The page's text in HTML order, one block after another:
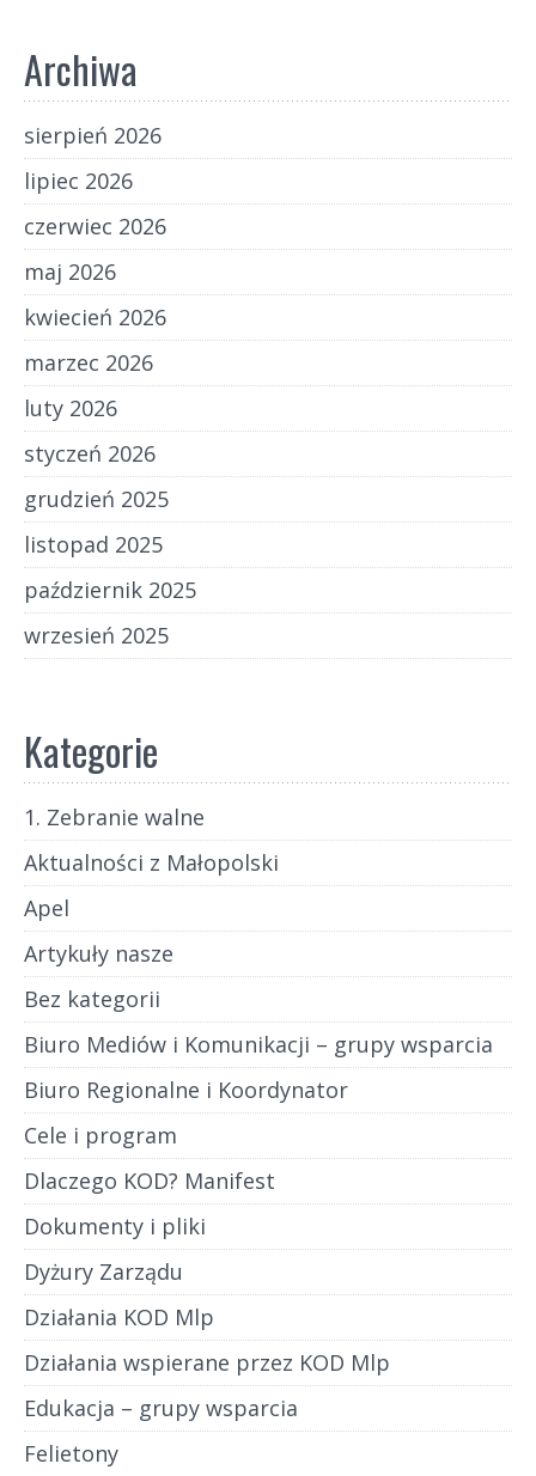
Archiwa
sierpień 2026
lipiec 2026
czerwiec 2026
maj 2026
kwiecień 2026
marzec 2026
luty 2026
styczeń 2026
grudzień 2025
listopad 2025
październik 2025
wrzesień 2025
Kategorie
1. Zebranie walne
Aktualności z Małopolski
Apel
Artykuły nasze
Bez kategorii
Biuro Mediów i Komunikacji – grupy wsparcia
Biuro Regionalne i Koordynator
Cele i program
Dlaczego KOD? Manifest
Dokumenty i pliki
Dyżury Zarządu
Działania KOD Mlp
Działania wspierane przez KOD Mlp
Edukacja – grupy wsparcia
Felietony